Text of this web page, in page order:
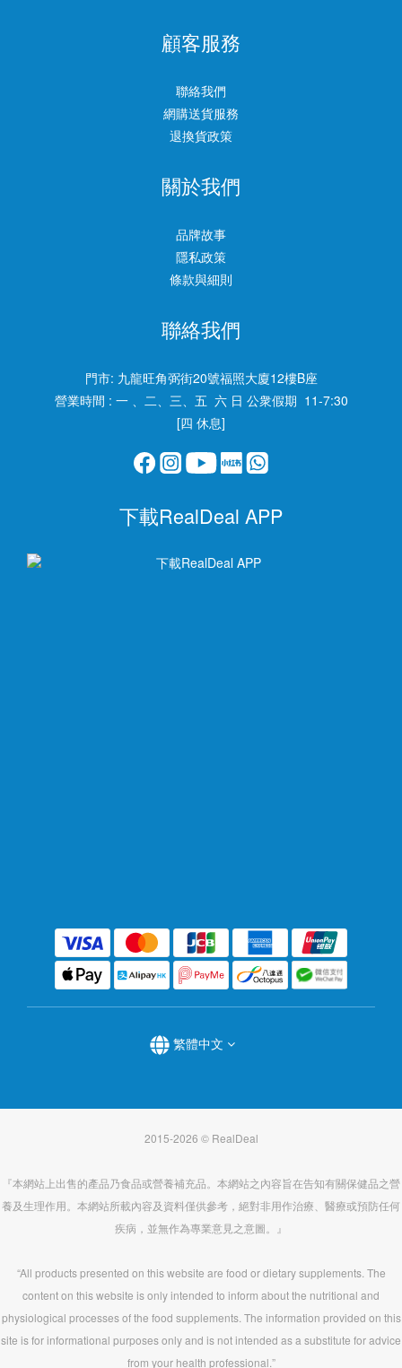
顧客服務
聯絡我們
網購送貨服務
退換貨政策
關於我們
品牌故事
隱私政策
條款與細則
聯絡我們
門市: 九龍旺角弼街20號福照大廈12樓B座
營業時間 : 一 、二、三、五 六 日 公衆假期 11-7:30
[四 休息]
下載RealDeal APP
繁體中文
2015-2026 © RealDeal
『本網站上出售的產品乃食品或營養補充品。本網站之內容旨在告知有關保健品之營
養及生理作用。本網站所載內容及資料僅供參考，絕對非用作治療、醫療或預防任何
疾病，並無作為專業意見之意圖。』
“All products presented on this website are food or dietary supplements. The
content on this website is only intended to inform about the nutritional and
physiological processes of the food supplements. The information provided on this
site is for informational purposes only and is not intended as a substitute for advice
from your health professional.”